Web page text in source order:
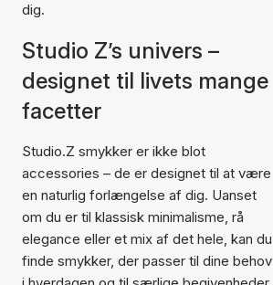
dig.
Studio Z’s univers –
designet til livets mange
facetter
Studio.Z smykker er ikke blot
accessories – de er designet til at være
en naturlig forlængelse af dig. Uanset
om du er til klassisk minimalisme, rå
elegance eller et mix af det hele, kan du
finde smykker, der passer til dine behov